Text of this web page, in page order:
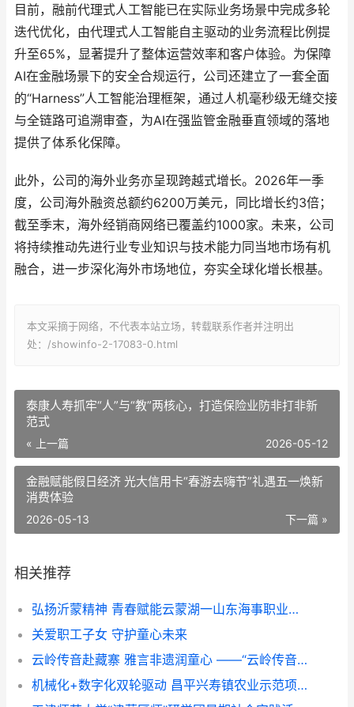
目前，融前代理式人工智能已在实际业务场景中完成多轮
迭代优化，由代理式人工智能自主驱动的业务流程比例提
升至65%，显著提升了整体运营效率和客户体验。为保障
AI在金融场景下的安全合规运行，公司还建立了一套全面
的“Harness”人工智能治理框架，通过人机毫秒级无缝交接
与全链路可追溯审查，为AI在强监管金融垂直领域的落地
提供了体系化保障。
此外，公司的海外业务亦呈现跨越式增长。2026年一季
度，公司海外融资总额约6200万美元，同比增长约3倍；
截至季末，海外经销商网络已覆盖约1000家。未来，公司
将持续推动先进行业专业知识与技术能力同当地市场有机
融合，进一步深化海外市场地位，夯实全球化增长根基。
本文采摘于网络，不代表本站立场，转载联系作者并注明出
处：/showinfo-2-17083-0.html
泰康人寿抓牢“人”与“教”两核心，打造保险业防非打非新
范式
« 上一篇 2026-05-12
金融赋能假日经济 光大信用卡“春游去嗨节”礼遇五一焕新
消费体验
下一篇 »
2026-05-13
相关推荐
弘扬沂蒙精神 青春赋能云蒙湖一山东海事职业学院暑期社会实践活动走进云蒙湖生态区
关爱职工子女 守护童心未来
云岭传音赴藏寨 雅言非遗润童心 ——“云岭传音”志愿服务队赴甘堡藏寨推普实践纪实
机械化+数字化双轮驱动 昌平兴寿镇农业示范项目展示培训成果